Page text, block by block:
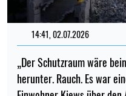
14:41, 02.07.2026
„Der Schutzraum wäre
herunter. Rauch. Es war